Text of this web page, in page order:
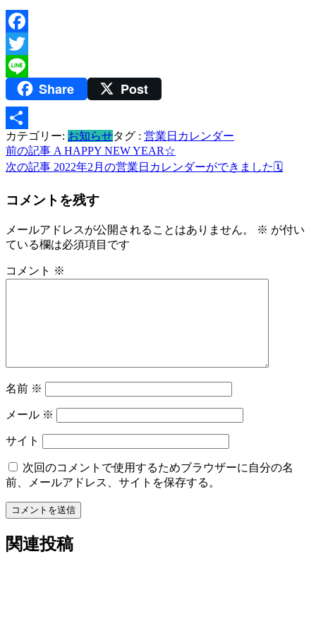
Facebook
Twitter
Line
Share Post
共
有
カテゴリー: お知らせタグ : 営業日カレンダー
投
稿
ナ
ビ
ゲ
ー
前の記事 A HAPPY NEW YEAR☆
次の記事 2022年2月の営業日カレンダーができました🗓
コメントを残す
メールアドレスが公開されることはありません。 ※ が付い
ている欄は必須項目です
コメント ※
名前 ※
メール ※
サイト
次回のコメントで使用するためブラウザーに自分の名
前、メールアドレス、サイトを保存する。
コメントを送信
関連投稿